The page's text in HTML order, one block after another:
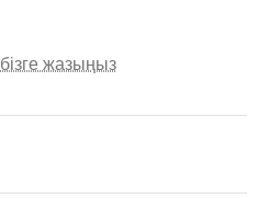
бізге жазыңыз